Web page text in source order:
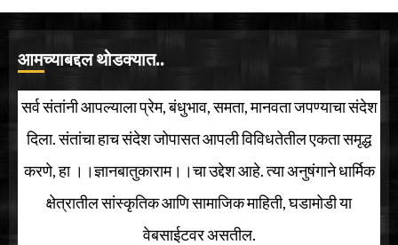
आमच्याबद्दल थोडक्यात..
सर्व संतांनी आपल्याला प्रेम, बंधुभाव, समता, मानवता जपण्याचा संदेश
दिला. संतांचा हाच संदेश जोपासत आपली विविधतेतील एकता समृद्ध
करणे, हा ।।ज्ञानबातुकाराम।।चा उद्देश आहे. त्या अनुषंगाने धार्मिक
क्षेत्रातील सांस्कृतिक आणि सामाजिक माहिती, घडामोडी या
वेबसाईटवर असतील.